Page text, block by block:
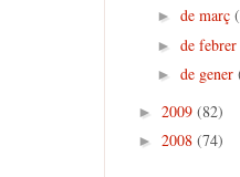
► de març
► de febrer
► de gener
► 2009 (82)
► 2008 (74)